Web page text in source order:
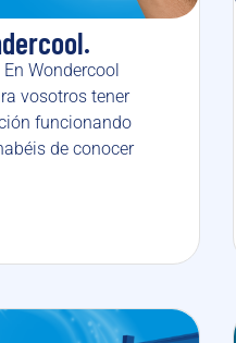
Wondercool
vosotros tener
funcionando
de conocer